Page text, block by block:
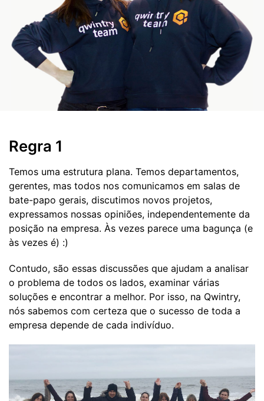
Regra 1
Temos uma estrutura plana. Temos departamentos,
gerentes, mas todos nos comunicamos em salas de
bate-papo gerais, discutimos novos projetos,
expressamos nossas opiniões, independentemente da
posição na empresa. Às vezes parece uma bagunça (e
às vezes é) :)
Contudo, são essas discussões que ajudam a analisar
o problema de todos os lados, examinar várias
soluções e encontrar a melhor. Por isso, na Qwintry,
nós sabemos com certeza que o sucesso de toda a
empresa depende de cada indivíduo.